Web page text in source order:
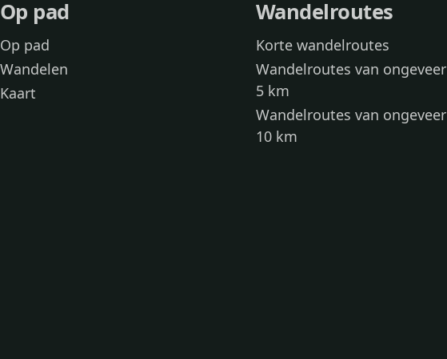
Op pad
Op pad
Wandelen
Kaart
Wandelroutes
Korte wandelroutes
Wandelroutes van ongeveer
5 km
Wandelroutes van ongeveer
10 km